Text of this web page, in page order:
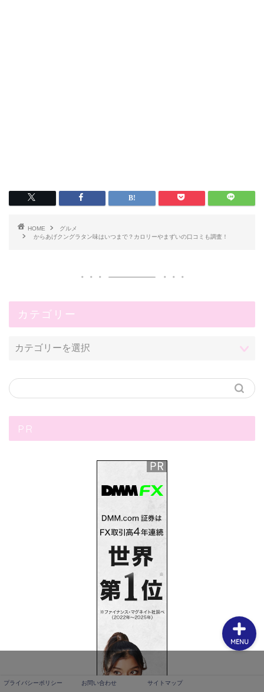
HOME
グルメ
からあげクングラタン味はいつまで？カロリーやまずいの口コミも調査！
カテゴリー
PR
プライバシーポリシー お問い合わせ サイトマップ
MENU
サイトマップ